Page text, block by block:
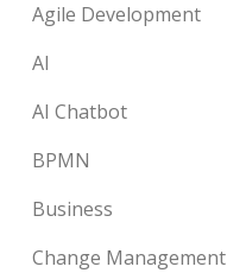
Agile Development
AI
AI Chatbot
BPMN
Business
Change Management